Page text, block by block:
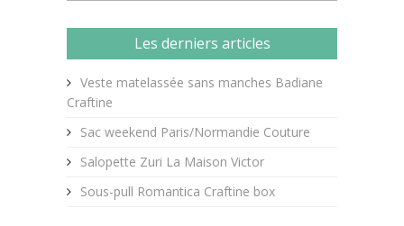
Les derniers articles
Veste matelassée sans manches Badiane
Craftine
Sac weekend Paris/Normandie Couture
Salopette Zuri La Maison Victor
Sous-pull Romantica Craftine box